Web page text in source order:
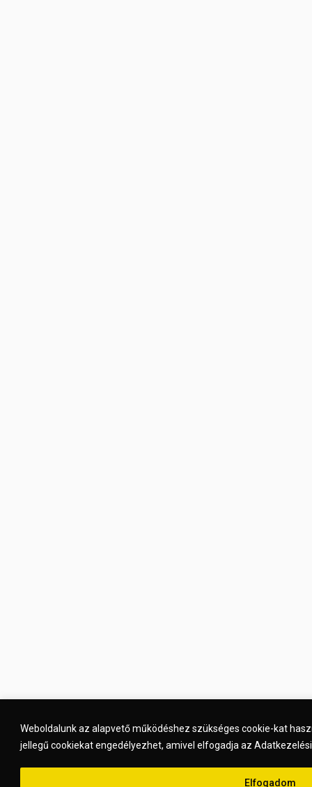
Weboldalunk az alapvető működéshez szükséges cookie-kat
jellegű cookiekat engedélyezhet, amivel elfogadja az
Elfogadom